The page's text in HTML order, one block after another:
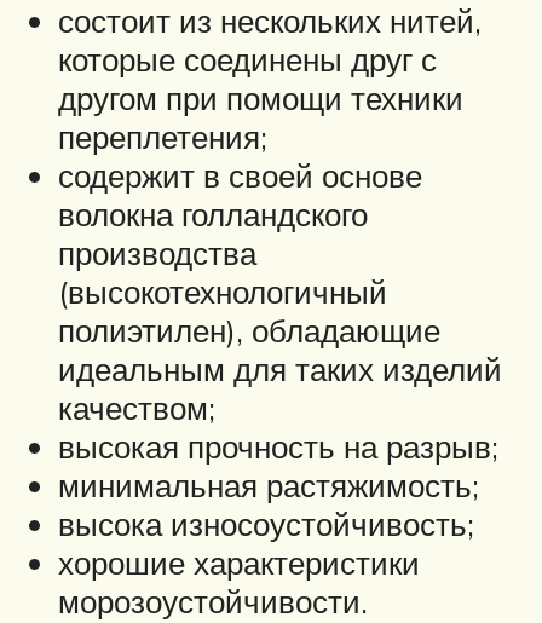
состоит из нескольких нитей,
которые соединены друг с
другом при помощи техники
переплетения;
содержит в своей основе
волокна голландского
производства
(высокотехнологичный
полиэтилен), обладающие
идеальным для таких изделий
качеством;
высокая прочность на разрыв;
минимальная растяжимость;
высока износоустойчивость;
хорошие характеристики
морозоустойчивости.